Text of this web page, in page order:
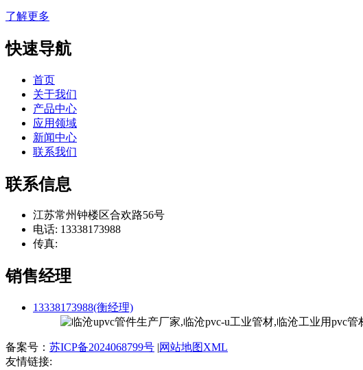
了解更多
快速导航
首页
关于我们
产品中心
应用领域
新闻中心
联系我们
联系信息
江苏常州钟楼区合欢路56号
电话: 13338173988
传真:
销售经理
13338173988(衡经理)
备案号： 苏ICP备2024068799号 |网站地图XML
友情链接: